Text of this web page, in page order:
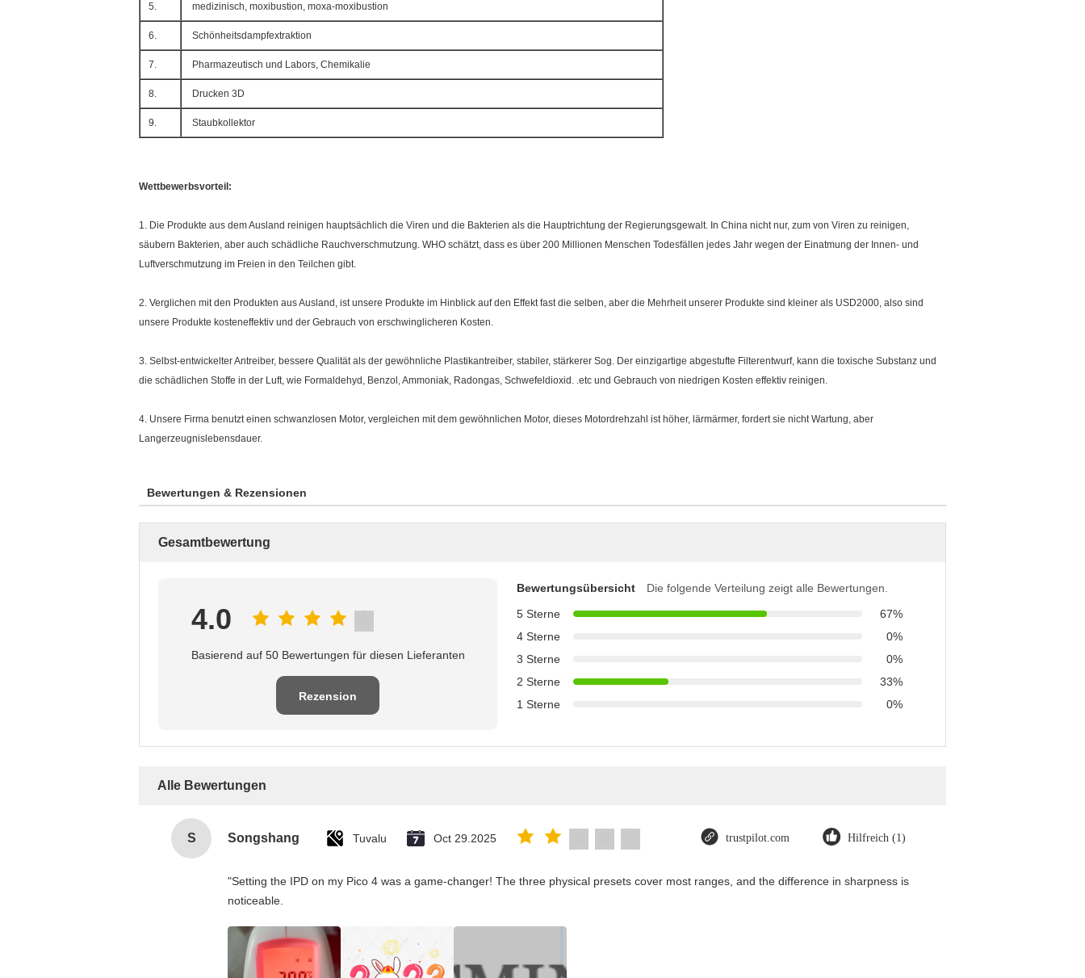
5. medizinisch, moxibustion, moxa-moxibustion
6. Schönheitsdampfextraktion
7. Pharmazeutisch und Labors, Chemikalie
8. Drucken 3D
9. Staubkollektor
Wettbewerbsvorteil:
1. Die Produkte aus dem Ausland reinigen hauptsächlich die Viren und die Bakterien als die Hauptrichtung der Regierungsgewalt. In China nicht nur, zum von Viren zu reinigen,
säubern Bakterien, aber auch schädliche Rauchverschmutzung. WHO schätzt, dass es über 200 Millionen Menschen Todesfällen jedes Jahr wegen der Einatmung der Innen- und
Luftverschmutzung im Freien in den Teilchen gibt.
2. Verglichen mit den Produkten aus Ausland, ist unsere Produkte im Hinblick auf den Effekt fast die selben, aber die Mehrheit unserer Produkte sind kleiner als USD2000, also sind
unsere Produkte kosteneffektiv und der Gebrauch von erschwinglicheren Kosten.
3. Selbst-entwickelter Antreiber, bessere Qualität als der gewöhnliche Plastikantreiber, stabiler, stärkerer Sog. Der einzigartige abgestufte Filterentwurf, kann die toxische Substanz und
die schädlichen Stoffe in der Luft, wie Formaldehyd, Benzol, Ammoniak, Radongas, Schwefeldioxid. .etc und Gebrauch von niedrigen Kosten effektiv reinigen.
4. Unsere Firma benutzt einen schwanzlosen Motor, vergleichen mit dem gewöhnlichen Motor, dieses Motordrehzahl ist höher, lärmärmer, fordert sie nicht Wartung, aber
Langerzeugnislebensdauer.
Bewertungen & Rezensionen
Gesamtbewertung
4.0
Basierend auf 50 Bewertungen für diesen Lieferanten
Rezension
Bewertungsübersicht
Die folgende Verteilung zeigt alle Bewertungen.
5 Sterne
67%
4 Sterne
0%
3 Sterne
0%
2 Sterne
33%
1 Sterne
0%
Alle Bewertungen
S Songshang Tuvalu Oct 29.2025 trustpilot.com Hilfreich (1)
"Setting the IPD on my Pico 4 was a game-changer! The three physical presets cover most ranges, and the difference in sharpness is
noticeable.